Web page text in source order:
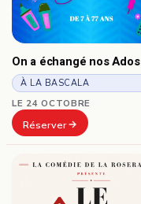
On a échangé nos Ados
À LA BASCALA
LE 24 OCTOBRE
Réserver